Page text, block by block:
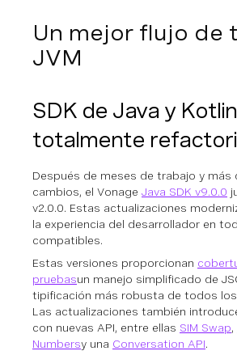
Un mejor flujo de
JVM
SDK de Java y Kotlin
totalmente
Después de meses de trabajo y más
cambios, el Vonage Java SDK v9.0.0
v2.0.0. Estas actualizaciones
la experiencia del desarrollador en
compatibles.
Estas versiones proporcionan
pruebasun manejo simplificado de
tipificación más robusta de todos
Las actualizaciones también
con nuevas API, entre ellas SIM Swap,
Numbersy una Conversation API.